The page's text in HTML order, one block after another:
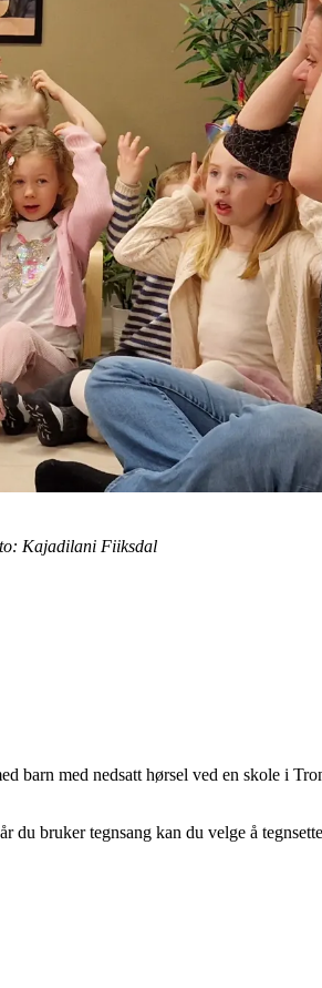
Kajadilani Fiiksdal
med nedsatt hørsel ved en skole i
bruker tegnsang kan du velge å